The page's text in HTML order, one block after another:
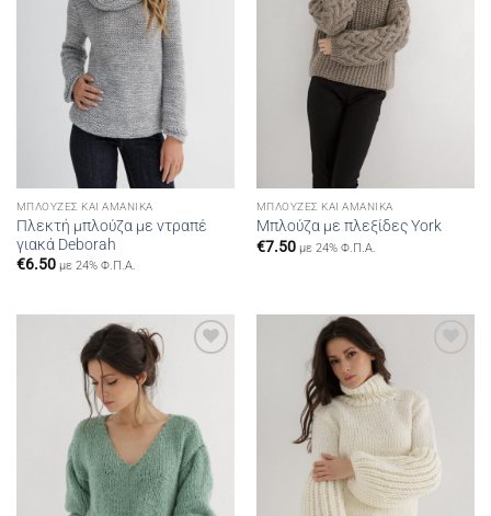
ΜΠΛΟΎΖΕΣ ΚΑΙ ΑΜΆΝΙΚΑ
Πλεκτή μπλούζα με ντραπέ
γιακά Deborah
€6.50 με 24% Φ.Π.Α.
ΜΠΛΟΎΖΕΣ ΚΑΙ ΑΜΆΝΙΚΑ
Μπλούζα με πλεξίδες York
€7.50 με 24% Φ.Π.Α.